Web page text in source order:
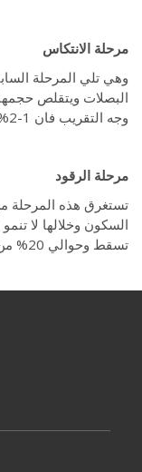
مرحلة الانتكاس
وهي تلي المرحلة
البصلات ويتقلص
وجه التقريب فان 1-2% من مجموع الشعرات يعيش مرحلة الانتكاس.
مرحلة الرقود
السكون وخلالها لا
تسقط وحوالي 20% من الشعر يندرج ضمن هذه المرحلة.